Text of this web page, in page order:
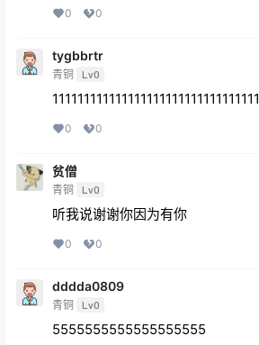
0 0
tygbbrtr
青铜 Lv0
111111111111111111111111111111111
0 0
贫僧
青铜 Lv0
听我说谢谢你因为有你
0 0
dddda0809
青铜 Lv0
5555555555555555555